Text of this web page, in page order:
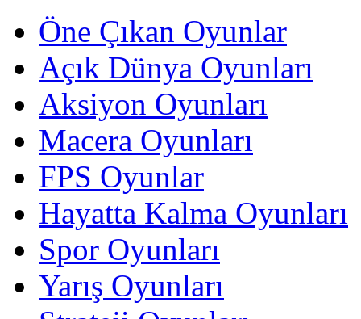
Öne Çıkan Oyunlar
Açık Dünya Oyunları
Aksiyon Oyunları
Macera Oyunları
FPS Oyunlar
Hayatta Kalma Oyunları
Spor Oyunları
Yarış Oyunları